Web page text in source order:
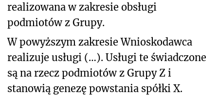
realizowana w zakresie obsługi
podmiotów z Grupy.
W powyższym zakresie Wnioskodawca
realizuje usługi (…). Usługi te świadczone
są na rzecz podmiotów z Grupy Z i
stanowią genezę powstania spółki X.